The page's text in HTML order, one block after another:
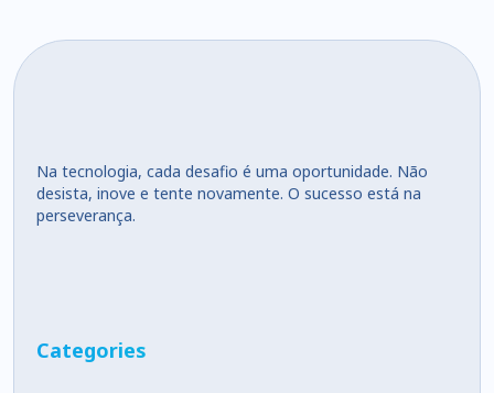
Na tecnologia, cada desafio é uma oportunidade. Não
desista, inove e tente novamente. O sucesso está na
perseverança.
Categories